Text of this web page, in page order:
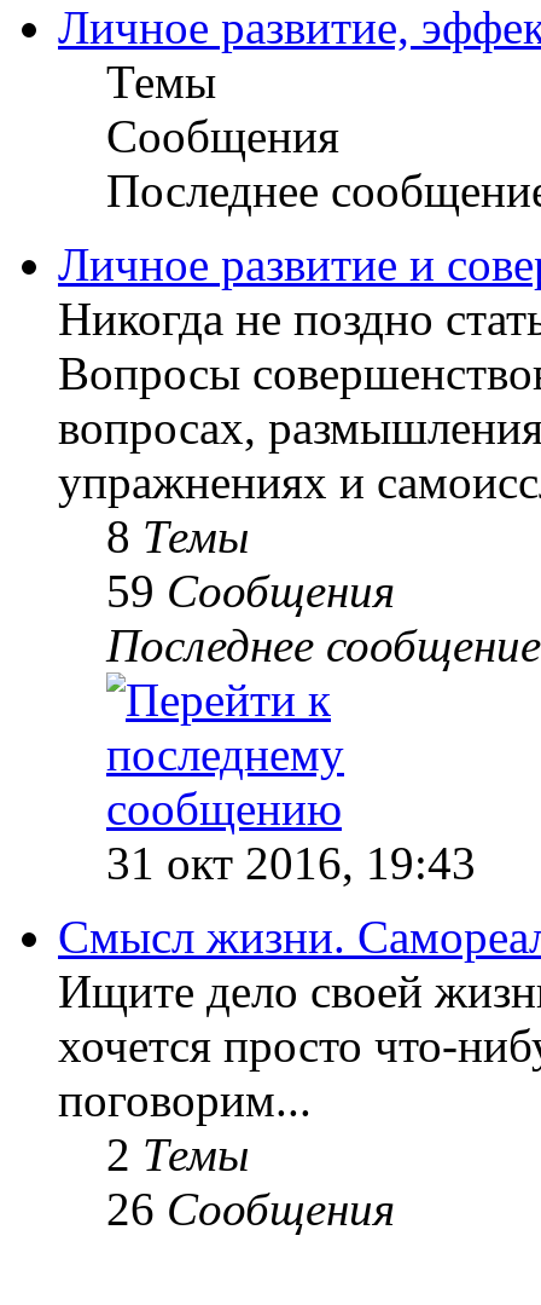
Личное развитие,
Темы
Сообщения
Последнее
Личное развитие и
Никогда не поздно
Вопросы
вопросах,
упражнениях и
8 Темы
59 Сообщения
Последнее сообщение
31 окт 2016, 19:43
Смысл жизни.
Ищите дело своей
хочется просто что-
поговорим...
2 Темы
26 Сообщения